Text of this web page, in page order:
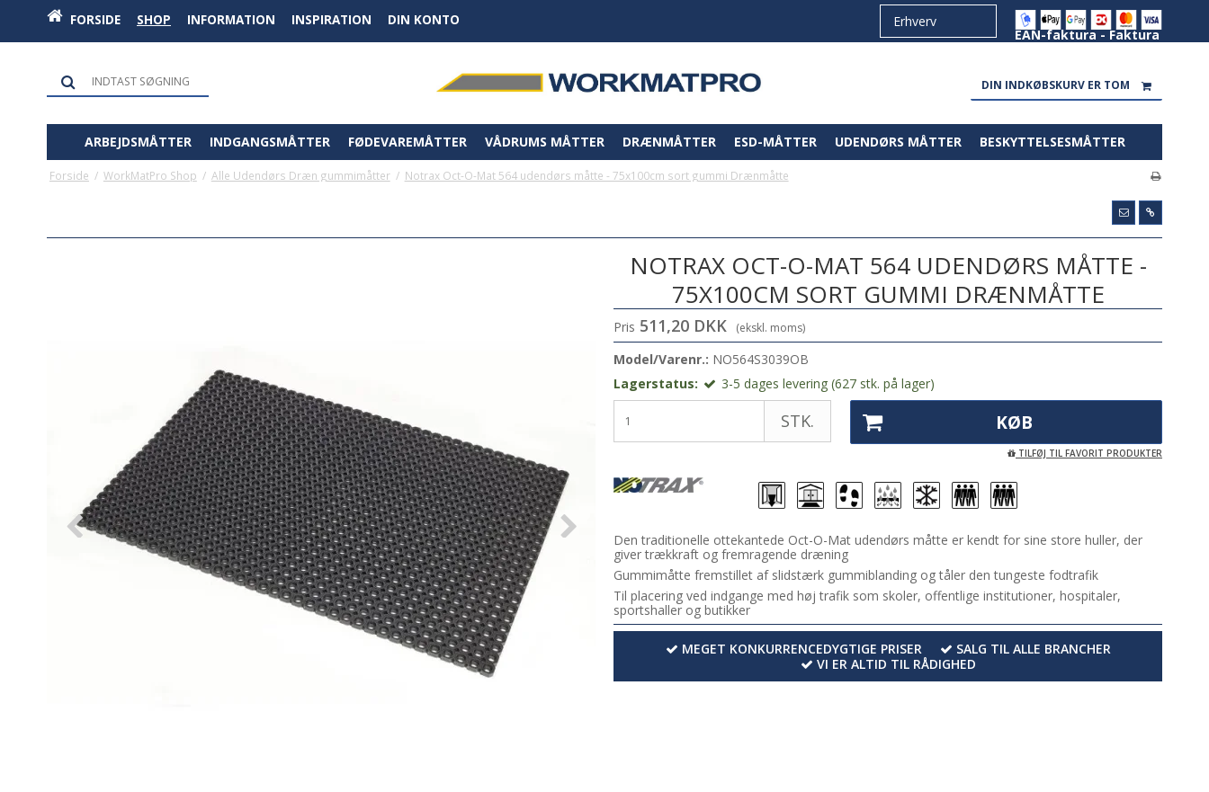
FORSIDE SHOP INFORMATION INSPIRATION DIN KONTO
EAN-faktura - Faktura
DIN INDKØBSKURV ER TOM
ARBEJDSMÅTTER INDGANGSMÅTTER FØDEVAREMÅTTER VÅDRUMS MÅTTER DRÆNMÅTTER ESD-MÅTTER UDENDØRS MÅTTER BESKYTTELSESMÅTTER
Forside / WorkMatPro Shop / Alle Udendørs Dræn gummimåtter / Notrax Oct-O-Mat 564 udendørs måtte - 75x100cm sort gummi Drænmåtte
NOTRAX OCT-O-MAT 564 UDENDØRS MÅTTE -
75X100CM SORT GUMMI DRÆNMÅTTE
Pris 511,20 DKK (ekskl. moms)
Model/Varenr.: NO564S3039OB
Lagerstatus:
3-5 dages levering (627 stk. på lager)
STK. KØB
TILFØJ TIL FAVORIT PRODUKTER
Den traditionelle ottekantede Oct-O-Mat udendørs måtte er kendt for sine store huller, der
giver trækkraft og fremragende dræning
Gummimåtte fremstillet af slidstærk gummiblanding og tåler den tungeste fodtrafik
Til placering ved indgange med høj trafik som skoler, offentlige institutioner, hospitaler,
sportshaller og butikker
MEGET KONKURRENCEDYGTIGE PRISER
SALG TIL ALLE BRANCHER
VI ER ALTID TIL RÅDIGHED